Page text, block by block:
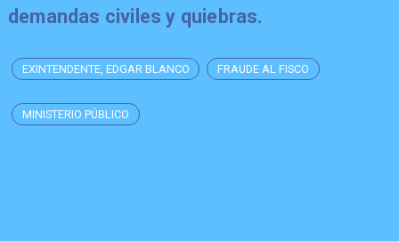
demandas civiles y quiebras.
EXINTENDENTE, EDGAR BLANCO FRAUDE AL FISCO
MINISTERIO PÚBLICO